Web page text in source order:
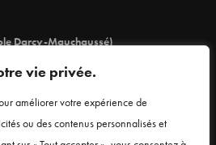
vie privée.
améliorer votre expérience de
ou des contenus personnalisés et
Darcy-Mauchaussé)